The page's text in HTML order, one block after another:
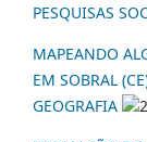
PESQUISAS
MAPEANDO
EM SOBRAL
GEOGRAFIA